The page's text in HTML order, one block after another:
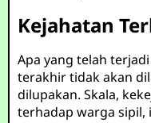
Kejahatan
Apa yang telah
terakhir tidak akan
dilupakan. Skala,
terhadap warga